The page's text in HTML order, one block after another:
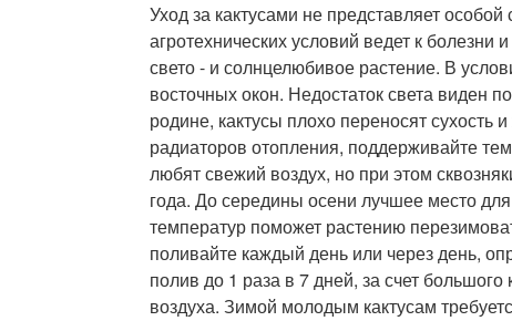
Уход за кактусами не представляет
агротехнических условий ведет к болезни
свето - и солнцелюбивое растение. В
восточных окон. Недостаток света виден
родине, кактусы плохо переносят
радиаторов отопления, поддерживайте
любят свежий воздух, но при этом
года. До середины осени лучшее место
температур поможет растению
поливайте каждый день или через день,
полив до 1 раза в 7 дней, за счет
воздуха. Зимой молодым кактусам